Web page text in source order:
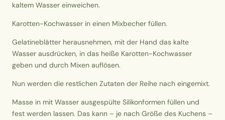
kaltem Wasser einweichen.
Karotten-Kochwasser in einen Mixbecher füllen.
Gelatineblätter herausnehmen, mit der Hand das kalte
Wasser ausdrücken, in das heiße Karotten-Kochwasser
geben und durch Mixen auflösen.
Nun werden die restlichen Zutaten der Reihe nach eingemixt.
Masse in mit Wasser ausgespülte Silikonformen füllen und
fest werden lassen. Das kann – je nach Größe des Kuchens –